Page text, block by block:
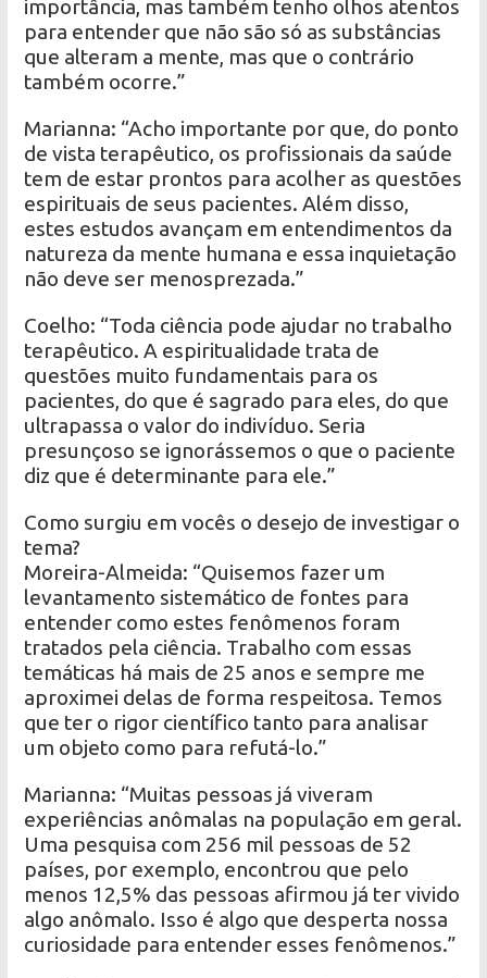
importância, mas também tenho olhos atentos
para entender que não são só as substâncias
que alteram a mente, mas que o contrário
também ocorre.”
Marianna: “Acho importante por que, do ponto
de vista terapêutico, os profissionais da saúde
tem de estar prontos para acolher as questões
espirituais de seus pacientes. Além disso,
estes estudos avançam em entendimentos da
natureza da mente humana e essa inquietação
não deve ser menosprezada.”
Coelho: “Toda ciência pode ajudar no trabalho
terapêutico. A espiritualidade trata de
questões muito fundamentais para os
pacientes, do que é sagrado para eles, do que
ultrapassa o valor do indivíduo. Seria
presunçoso se ignorássemos o que o paciente
diz que é determinante para ele.”
Como surgiu em vocês o desejo de investigar o
tema?
Moreira-Almeida: “Quisemos fazer um
levantamento sistemático de fontes para
entender como estes fenômenos foram
tratados pela ciência. Trabalho com essas
temáticas há mais de 25 anos e sempre me
aproximei delas de forma respeitosa. Temos
que ter o rigor científico tanto para analisar
um objeto como para refutá-lo.”
Marianna: “Muitas pessoas já viveram
experiências anômalas na população em geral.
Uma pesquisa com 256 mil pessoas de 52
países, por exemplo, encontrou que pelo
menos 12,5% das pessoas afirmou já ter vivido
algo anômalo. Isso é algo que desperta nossa
curiosidade para entender esses fenômenos.”